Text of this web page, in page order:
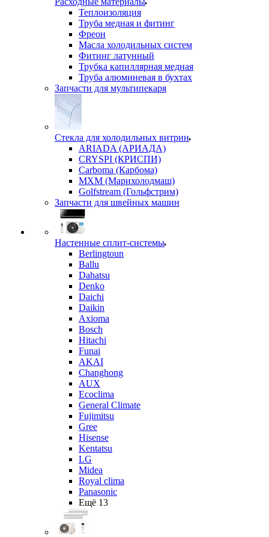
Теплоизоляция
Труба медная и фитинг
Фреон
Масла холодильных систем
Фитинг латунный
Трубка капиллярная медная
Труба алюминевая в бухтах
Запчасти для мультипекаря
Стекла для холодильных витрин
ARIADA (АРИАДА)
CRYSPI (КРИСПИ)
Carboma (Карбома)
MXM (Марихолодмаш)
Golfstream (Гольфстрим)
Запчасти для швейных машин
Настенные сплит-системы
Berlingtoun
Ballu
Dahatsu
Denko
Daichi
Daikin
Axioma
Bosch
Hitachi
Funai
AKAI
Changhong
AUX
Ecoclima
General Climate
Fujimitsu
Gree
Hisense
Kentatsu
LG
Midea
Royal clima
Panasonic
Ещё 13